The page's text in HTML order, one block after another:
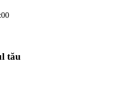
tău